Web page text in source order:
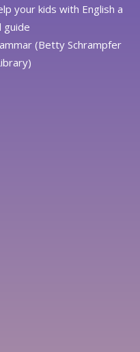
your kids with English a
guide
(Betty Schrampfer